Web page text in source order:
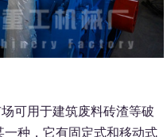
可用于建筑废料砖渣等破
种，它有固定式和移动式